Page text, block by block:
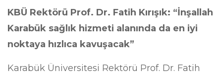
KBÜ Rektörü Prof. Dr. Fatih Kırışık: “İnşallah
Karabük sağlık hizmeti alanında da en iyi
noktaya hızlıca kavuşacak”
Karabük Üniversitesi Rektörü Prof. Dr. Fatih